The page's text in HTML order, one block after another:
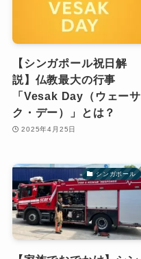
【シンガポール祝日解
説】仏教最大の行事
「Vesak Day（ウェーサ
ク・デー）」とは？
2025年4月25日
シンガポール